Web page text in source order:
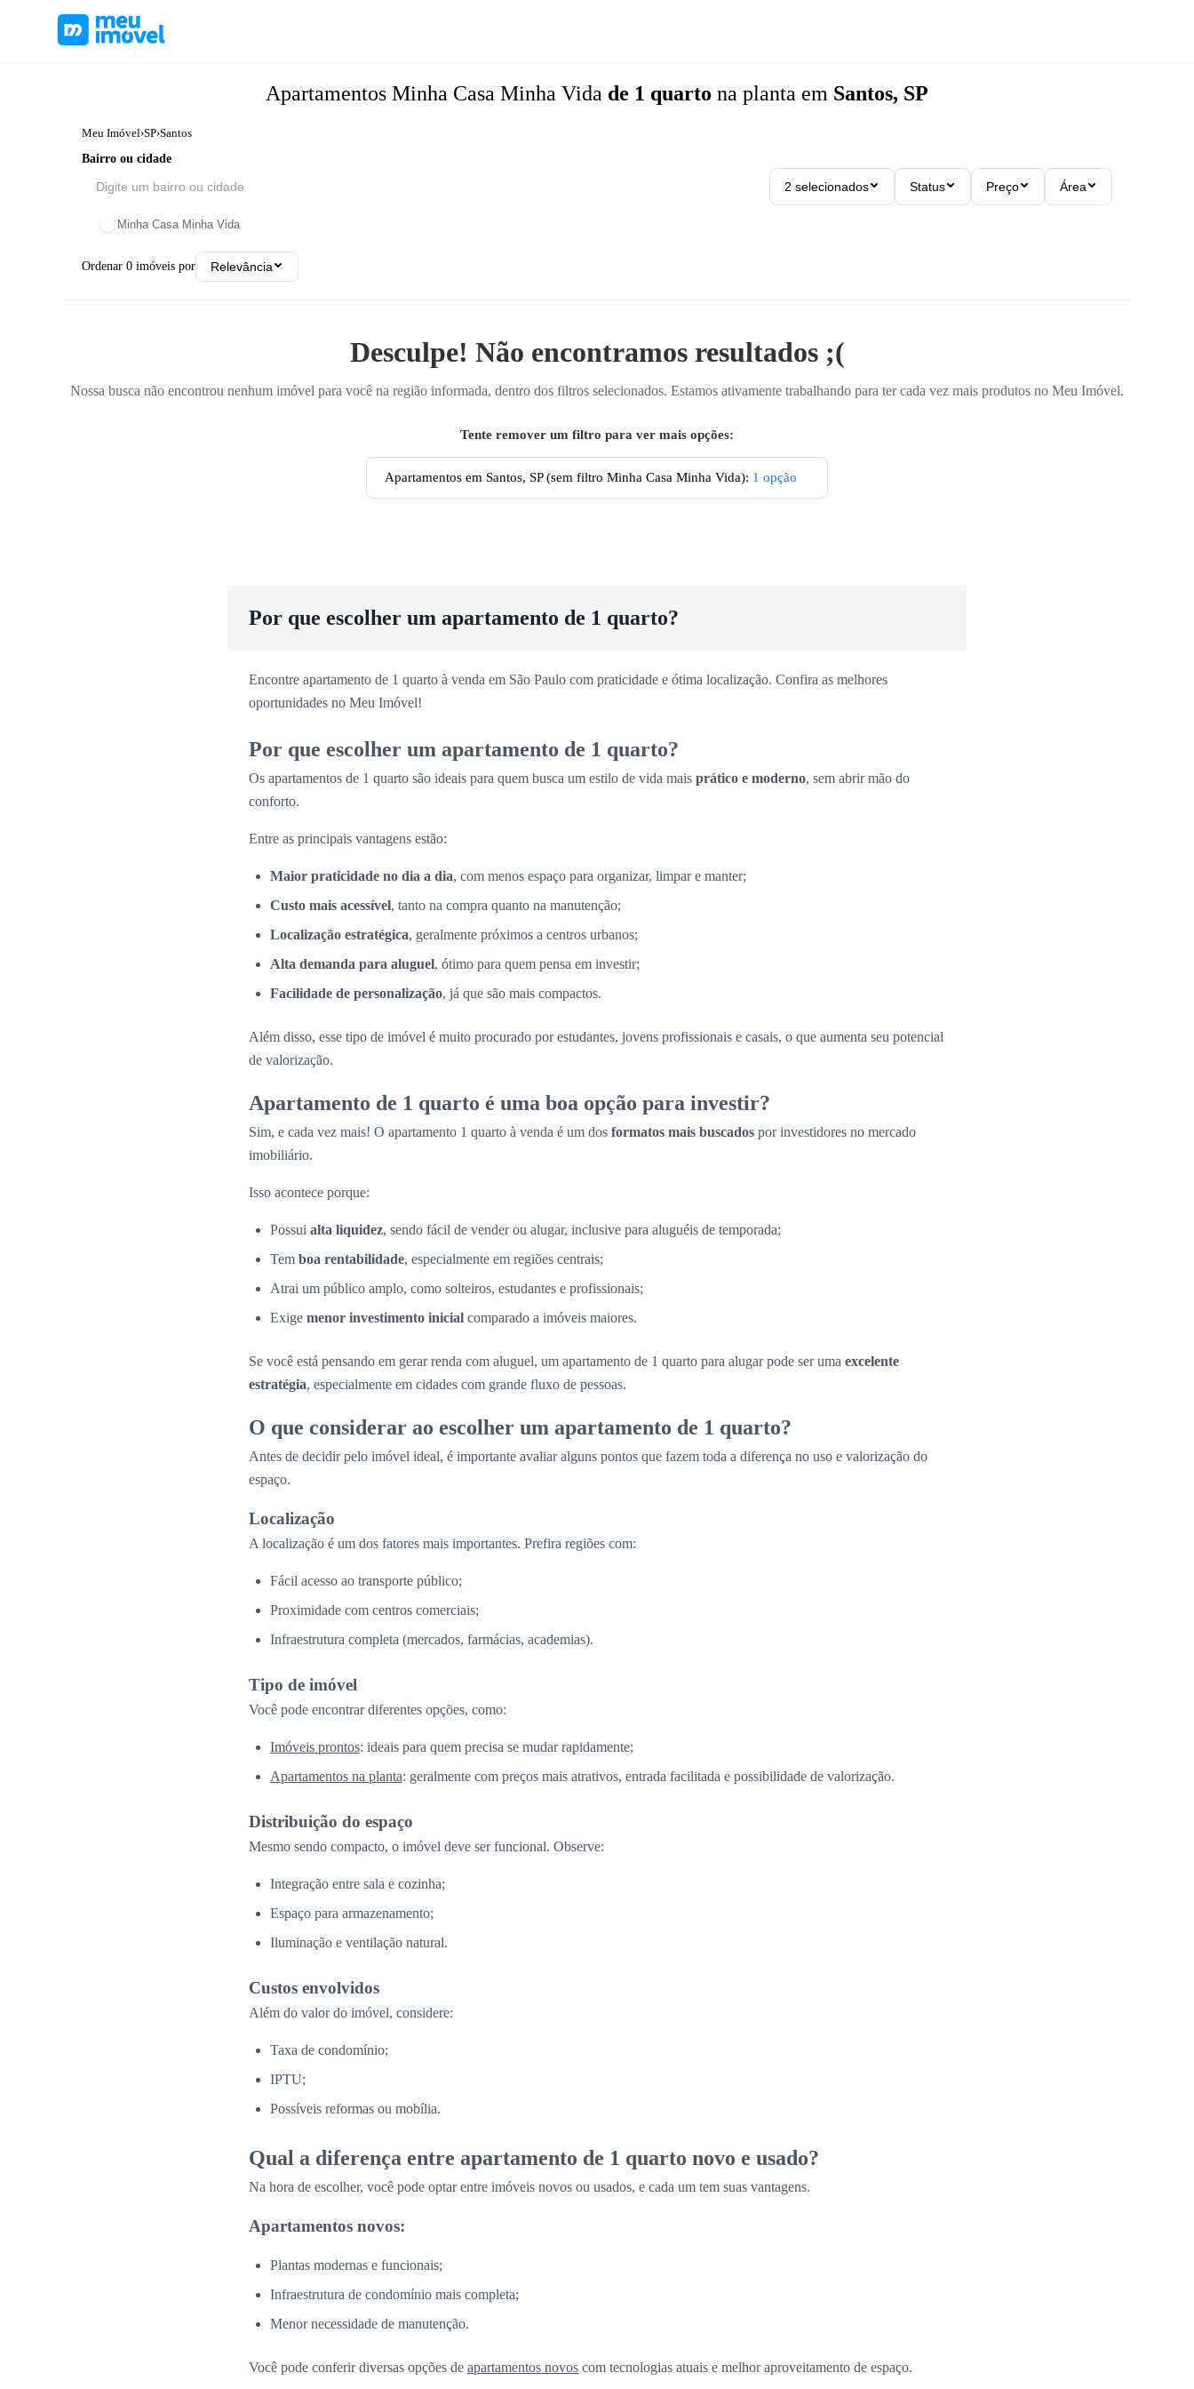
Apartamentos Minha Casa Minha Vida de 1 quarto na planta em Santos, SP
Meu Imóvel›SP›Santos
Bairro ou cidade
2 selecionados Status Preço Área
Minha Casa Minha Vida
Ordenar 0 imóveis por Relevância
Desculpe! Não encontramos resultados ;(
Nossa busca não encontrou nenhum imóvel para você na região informada, dentro dos filtros selecionados. Estamos ativamente trabalhando para ter cada vez mais produtos no Meu Imóvel.
Tente remover um filtro para ver mais opções:
Apartamentos em Santos, SP(sem filtro Minha Casa Minha Vida): 1 opção
Por que escolher um apartamento de 1 quarto?
Encontre apartamento de 1 quarto à venda em São Paulo com praticidade e ótima localização. Confira as melhores
oportunidades no Meu Imóvel!
Por que escolher um apartamento de 1 quarto?
Os apartamentos de 1 quarto são ideais para quem busca um estilo de vida mais prático e moderno, sem abrir mão do
conforto.
Entre as principais vantagens estão:
Maior praticidade no dia a dia, com menos espaço para organizar, limpar e manter;
Custo mais acessível, tanto na compra quanto na manutenção;
Localização estratégica, geralmente próximos a centros urbanos;
Alta demanda para aluguel, ótimo para quem pensa em investir;
Facilidade de personalização, já que são mais compactos.
Além disso, esse tipo de imóvel é muito procurado por estudantes, jovens profissionais e casais, o que aumenta seu potencial
de valorização.
Apartamento de 1 quarto é uma boa opção para investir?
Sim, e cada vez mais! O apartamento 1 quarto à venda é um dos formatos mais buscados por investidores no mercado
imobiliário.
Isso acontece porque:
Possui alta liquidez, sendo fácil de vender ou alugar, inclusive para aluguéis de temporada;
Tem boa rentabilidade, especialmente em regiões centrais;
Atrai um público amplo, como solteiros, estudantes e profissionais;
Exige menor investimento inicial comparado a imóveis maiores.
Se você está pensando em gerar renda com aluguel, um apartamento de 1 quarto para alugar pode ser uma excelente
estratégia, especialmente em cidades com grande fluxo de pessoas.
O que considerar ao escolher um apartamento de 1 quarto?
Antes de decidir pelo imóvel ideal, é importante avaliar alguns pontos que fazem toda a diferença no uso e valorização do
espaço.
Localização
A localização é um dos fatores mais importantes. Prefira regiões com:
Fácil acesso ao transporte público;
Proximidade com centros comerciais;
Infraestrutura completa (mercados, farmácias, academias).
Tipo de imóvel
Você pode encontrar diferentes opções, como:
Imóveis prontos: ideais para quem precisa se mudar rapidamente;
Apartamentos na planta: geralmente com preços mais atrativos, entrada facilitada e possibilidade de valorização.
Distribuição do espaço
Mesmo sendo compacto, o imóvel deve ser funcional. Observe:
Integração entre sala e cozinha;
Espaço para armazenamento;
Iluminação e ventilação natural.
Custos envolvidos
Além do valor do imóvel, considere:
Taxa de condomínio;
IPTU;
Possíveis reformas ou mobília.
Qual a diferença entre apartamento de 1 quarto novo e usado?
Na hora de escolher, você pode optar entre imóveis novos ou usados, e cada um tem suas vantagens.
Apartamentos novos:
Plantas modernas e funcionais;
Infraestrutura de condomínio mais completa;
Menor necessidade de manutenção.
Você pode conferir diversas opções de apartamentos novos com tecnologias atuais e melhor aproveitamento de espaço.